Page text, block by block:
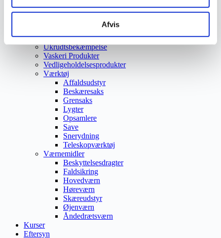
Afvis
Trafikspejle
Vejmarkering
Vejmaling
Ukrudtsbekæmpelse
Vaskeri Produkter
Vedligeholdelsesprodukter
Værktøj
Affaldsudstyr
Beskæresaks
Grensaks
Lygter
Opsamlere
Save
Snerydning
Teleskopværktøj
Værnemidler
Beskyttelsesdragter
Faldsikring
Hovedværn
Høreværn
Skæreudstyr
Øjenværn
Åndedrætsværn
Kurser
Eftersyn